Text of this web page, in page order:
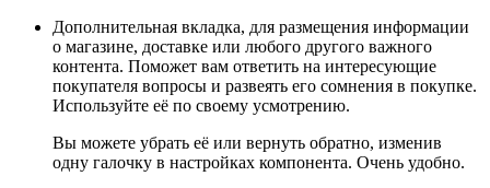
Дополнительная вкладка, для размещения информации
о магазине, доставке или любого другого важного
контента. Поможет вам ответить на интересующие
покупателя вопросы и развеять его сомнения в покупке.
Используйте её по своему усмотрению.
Вы можете убрать её или вернуть обратно, изменив
одну галочку в настройках компонента. Очень удобно.